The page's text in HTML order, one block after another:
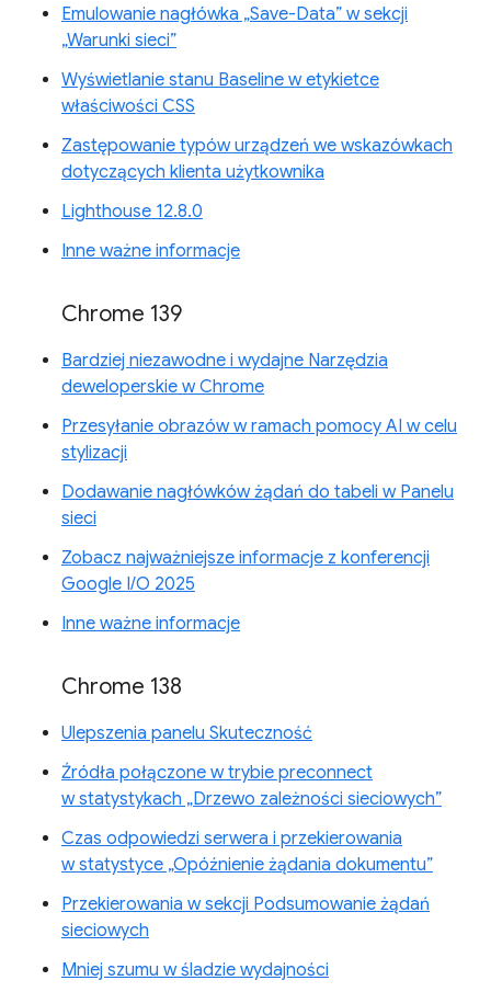
Emulowanie nagłówka „Save-Data” w sekcji
„Warunki sieci”
Wyświetlanie stanu Baseline w etykietce
właściwości CSS
Zastępowanie typów urządzeń we wskazówkach
dotyczących klienta użytkownika
Lighthouse 12.8.0
Inne ważne informacje
Chrome 139
Bardziej niezawodne i wydajne Narzędzia
deweloperskie w Chrome
Przesyłanie obrazów w ramach pomocy AI w celu
stylizacji
Dodawanie nagłówków żądań do tabeli w Panelu
sieci
Zobacz najważniejsze informacje z konferencji
Google I/O 2025
Inne ważne informacje
Chrome 138
Ulepszenia panelu Skuteczność
Źródła połączone w trybie preconnect
w statystykach „Drzewo zależności sieciowych”
Czas odpowiedzi serwera i przekierowania
w statystyce „Opóźnienie żądania dokumentu”
Przekierowania w sekcji Podsumowanie żądań
sieciowych
Mniej szumu w śladzie wydajności